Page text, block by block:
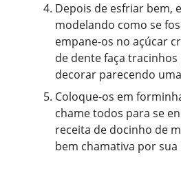
Depois de esfriar bem,
modelando como se
empane-os no açúcar
de dente faça
decorar parecendo
Coloque-os em
chame todos para se
receita de docinho de
bem chamativa por sua